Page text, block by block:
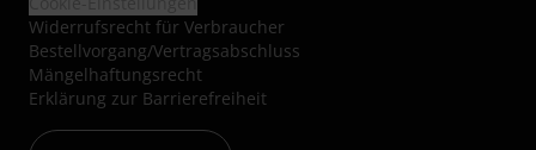
Widerrufsrecht für Verbraucher
Bestellvorgang/Vertragsabschluss
Mängelhaftungsrecht
Erklärung zur Barrierefreiheit